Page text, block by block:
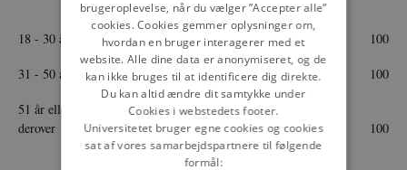
18 - 30 år 68 17 100
31 - 50 år 71 16 13 100
51 år eller
derover
67 15 18 100
brugeroplevelse, når du vælger ”Accepter alle”
cookies. Cookies gemmer oplysninger om,
hvordan en bruger interagerer med et
website. Alle dine data er anonymiseret, og de
kan ikke bruges til at identificere dig direkte.
Du kan altid ændre dit samtykke under
Cookies i webstedets footer.
Universitetet bruger egne cookies og cookies
sat af vores samarbejdspartnere til følgende
formål: